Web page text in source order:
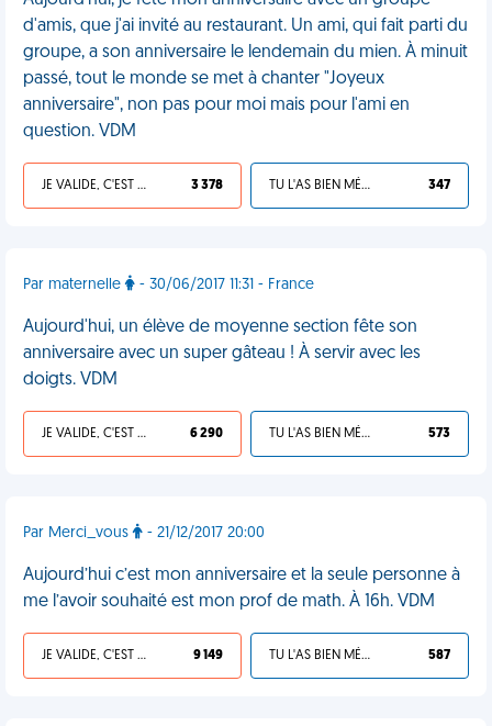
d'amis, que j'ai invité au restaurant. Un ami, qui fait parti du
groupe, a son anniversaire le lendemain du mien. À minuit
passé, tout le monde se met à chanter "Joyeux
anniversaire", non pas pour moi mais pour l'ami en
question. VDM
JE VALIDE, C'EST UNE VDM 3 378 TU L'AS BIEN MÉRITÉ 347
Par maternelle - 30/06/2017 11:31 - France
Aujourd'hui, un élève de moyenne section fête son
anniversaire avec un super gâteau ! À servir avec les
doigts. VDM
JE VALIDE, C'EST UNE VDM 6 290 TU L'AS BIEN MÉRITÉ 573
Par Merci_vous - 21/12/2017 20:00
Aujourd’hui c’est mon anniversaire et la seule personne à
me l’avoir souhaité est mon prof de math. À 16h. VDM
JE VALIDE, C'EST UNE VDM 9 149 TU L'AS BIEN MÉRITÉ 587